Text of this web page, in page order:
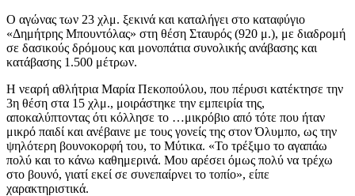
Ο αγώνας των 23 χλμ. ξεκινά και καταλήγει στο καταφύγιο
«Δημήτρης Μπουντόλας» στη θέση Σταυρός (920 μ.), με διαδρομή
σε δασικούς δρόμους και μονοπάτια συνολικής ανάβασης και
κατάβασης 1.500 μέτρων.
Η νεαρή αθλήτρια Μαρία Πεκοπούλου, που πέρυσι κατέκτησε την
3η θέση στα 15 χλμ., μοιράστηκε την εμπειρία της,
αποκαλύπτοντας ότι κόλλησε το …μικρόβιο από τότε που ήταν
μικρό παιδί και ανέβαινε με τους γονείς της στον Όλυμπο, ως την
ψηλότερη βουνοκορφή του, το Μύτικα. «Το τρέξιμο το αγαπάω
πολύ και το κάνω καθημερινά. Μου αρέσει όμως πολύ να τρέχω
στο βουνό, γιατί εκεί σε συνεπαίρνει το τοπίο», είπε
χαρακτηριστικά.